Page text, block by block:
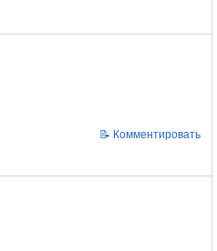
📝 Комментировать